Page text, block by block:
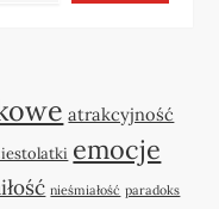
atrakcyjność
emocje
nieśmiałość paradoks